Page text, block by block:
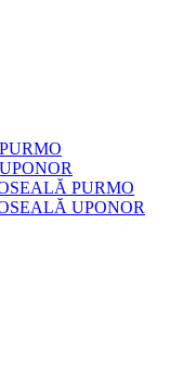
PURMO
UPONOR